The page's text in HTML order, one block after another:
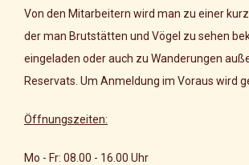
Von den Mitarbeitern wird man zu einer
der man Brutstätten und Vögel zu sehen
eingeladen oder auch zu Wanderungen
Reservats. Um Anmeldung im Voraus wird
Öffnungszeiten:
Mo - Fr: 08.00 - 16.00 Uhr